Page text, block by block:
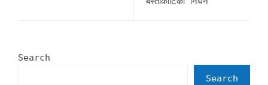
Search
Search